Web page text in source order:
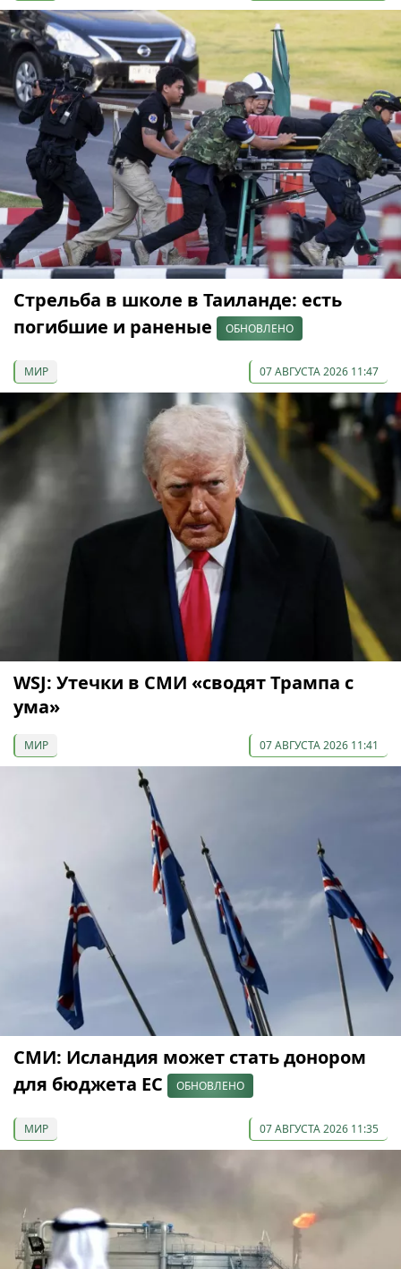
Стрельба в школе в Таиланде: есть
погибшие и раненые
ОБНОВЛЕНО
МИР 07 АВГУСТА 2026 11:47
WSJ: Утечки в СМИ «сводят Трампа с
ума»
МИР 07 АВГУСТА 2026 11:41
СМИ: Исландия может стать донором
для бюджета ЕС
ОБНОВЛЕНО
МИР 07 АВГУСТА 2026 11:35